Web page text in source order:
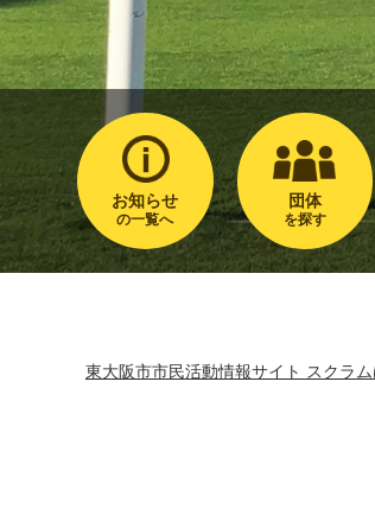
お知らせ
の一覧へ
団体
を探す
東大阪市市民活動情報サイト スクラム